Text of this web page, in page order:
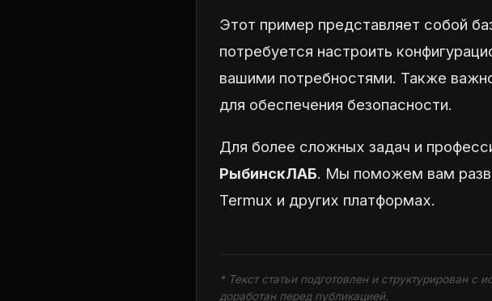
Этот пример представляет собой
потребуется настроить
вашими потребностями. Также
для обеспечения безопасности.
Для более сложных задач и
РыбинскЛАБ. Мы поможем вам
Termux и других платформах.
* Текст статьи подготовлен и структурирован с
доработан перед публикацией.